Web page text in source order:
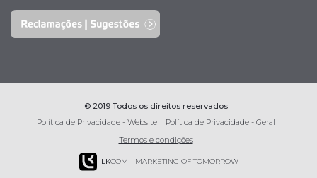
© 2019 Todos os direitos reservados
Política de Privacidade - Website
Política de Privacidade - Geral
Termos e condições
LKCOM - MARKETING OF TOMORROW